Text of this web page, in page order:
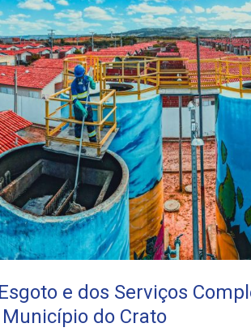
e dos Serviços
Município do Crato